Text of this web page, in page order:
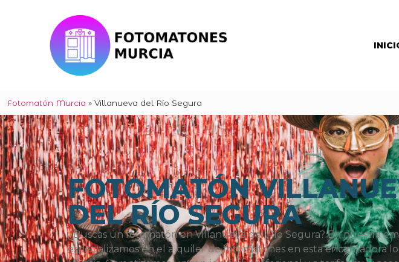
Fotomatón Murcia » Villanueva del Río Segura
FOTOMATÓN
DEL RÍO SEGURA
¿Buscas un fotomatón en Villanueva del Río Segura? En nuestra
especializamos en el alquiler de fotomatones en esta encantadora